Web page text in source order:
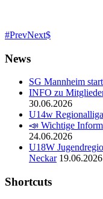
PrevNext
News
SG Mannheim
INFO zu
30.06.2026
U14w
📣 Wichtige
24.06.2026
U18W
Neckar 19.06.2026
Shortcuts